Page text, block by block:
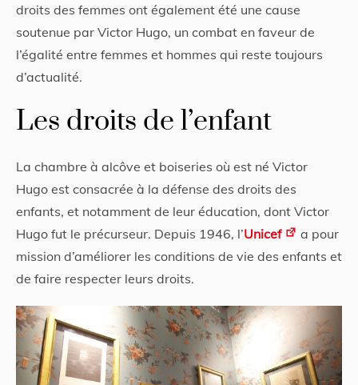
droits des femmes ont également été une cause
soutenue par Victor Hugo, un combat en faveur de
l’égalité entre femmes et hommes qui reste toujours
d’actualité.
Les droits de l’enfant
La chambre à alcôve et boiseries où est né Victor
Hugo est consacrée à la défense des droits des
enfants, et notamment de leur éducation, dont Victor
Hugo fut le précurseur. Depuis 1946, l’Unicef
a pour
mission d’améliorer les conditions de vie des enfants et
de faire respecter leurs droits.